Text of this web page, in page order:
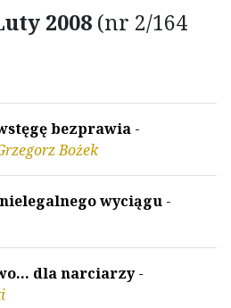
2008 (nr 2/164
bezprawia -
Bożek
wyciągu -
dla narciarzy-